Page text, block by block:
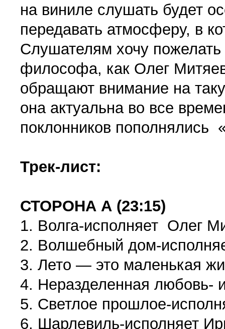
на виниле слушать будет
передавать атмосферу, в
Слушателям хочу
философа, как Олег
обращают внимание на
она актуальна во все
поклонников пополнялись
Трек-лист:
СТОРОНА А (23:15)
1. Волга-исполняет Олег
2. Волшебный дом-
3. Лето — это маленькая
4. Неразделенная любовь-
5. Светлое прошлое-
6. Шарлевиль-исполняет